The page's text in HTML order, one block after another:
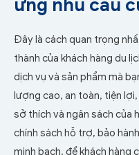
ứng nhu cầu
Đây là cách quan trọng
thành của khách hàng du
dịch vụ và sản phẩm mà
lượng cao, an toàn, tiện
sở thích và ngân sách của
chính sách hỗ trợ, bảo
minh bạch, để khách hàng